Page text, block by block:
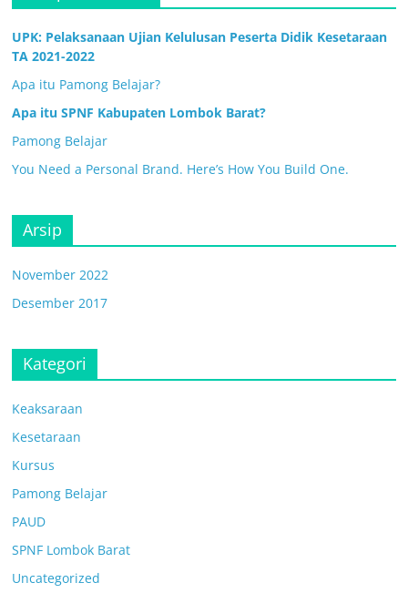
UPK: Pelaksanaan Ujian Kelulusan Peserta Didik Kesetaraan
TA 2021-2022
Apa itu Pamong Belajar?
Apa itu SPNF Kabupaten Lombok Barat?
Pamong Belajar
You Need a Personal Brand. Here’s How You Build One.
Arsip
November 2022
Desember 2017
Kategori
Keaksaraan
Kesetaraan
Kursus
Pamong Belajar
PAUD
SPNF Lombok Barat
Uncategorized